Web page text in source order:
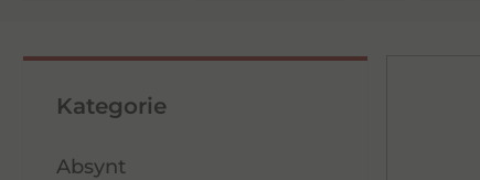
Kategorie
Absynt